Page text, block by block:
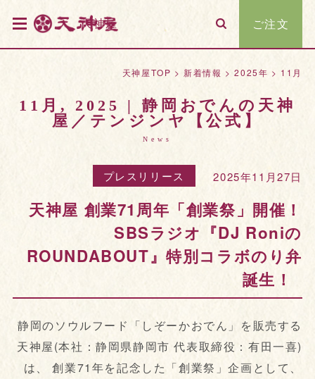
天神屋 ご注文
天神屋TOP >新着情報 >2025年 > 11月
11月, 2025 | 静岡おでんの天神
屋／テンジンヤ【公式】
News
プレスリリース 2025年11月27日
天神屋 創業71周年「創業祭」開催！
SBSラジオ『DJ Roniの
ROUNDABOUT』特別コラボのり弁
誕生！
静岡のソウルフード「しぞーかおでん」を販売する
天神屋(本社：静岡県静岡市 代表取締役：有田一喜)
は、 創業71年を記念した「創業祭」企画として、